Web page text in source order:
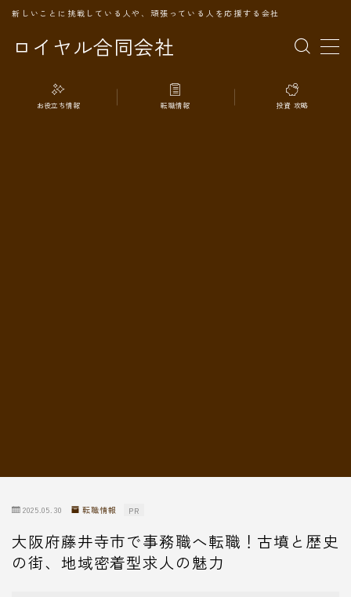
ロイヤル合同会社
新しいことに挑戦している人や、頑張っている人を応援する会社
MENU
TOPページ
お役立ち情報 転職情報 投資 攻略
2025.05.30 転職情報 PR
大阪府藤井寺市で事務職へ転職！古墳と歴史
の街、地域密着型求人の魅力